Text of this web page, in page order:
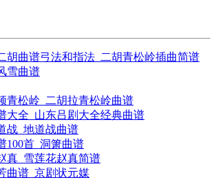
胡曲谱弓法和指法_二胡青松岭插曲简谱
雪曲谱
青松岭_二胡拉青松岭曲谱
大全_山东吕剧大全经典曲谱
战_地道战曲谱
100首_洞箫曲谱
真_雪莲花赵真简谱
曲谱_京剧状元媒